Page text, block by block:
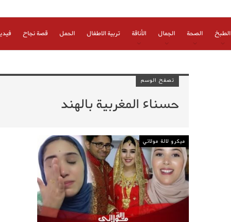
الطبخ الصحة الجمال الأناقة تربية الاطفال الحمل قصة نجاح
تصفح الوسم
حسناء المغربية بالهند
ميكرو لالة مولاتي